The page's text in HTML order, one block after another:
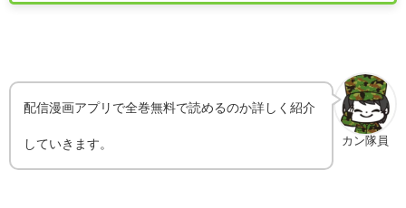
カン隊員
配信漫画アプリで全巻無料で読めるのか詳しく紹介
していきます。